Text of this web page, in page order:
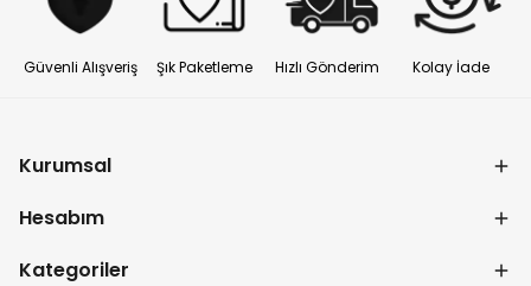
Güvenli Alışveriş Şık Paketleme Hızlı Gönderim Kolay İade
Kurumsal
Hesabım
Kategoriler